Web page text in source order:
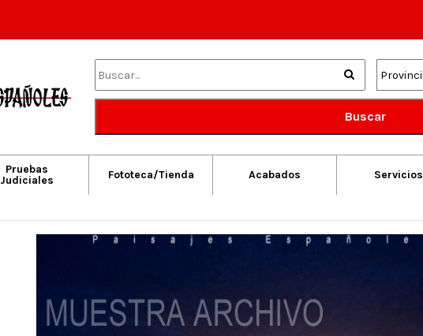
Buscar
Pruebas
Judiciales
Fototeca/Tienda Acabados Servicios